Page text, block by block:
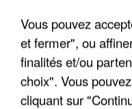
APRÈS TOUTES
DE FAUNE
Vous pouvez
et fermer", ou
finalités et/ou
choix". Vous
cliquant sur